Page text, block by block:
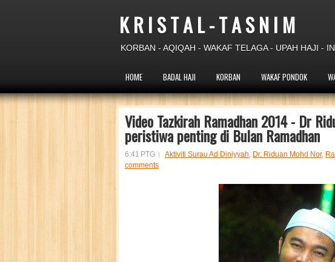
K R I S T A L - T A S N I M
KORBAN - AQIQAH - WAKAF TELAGA - UPAH HAJI -
HOME BADAL HAJI KORBAN WAKAF PONDOK
Video Tazkirah Ramadhan 2014 - Dr
peristiwa penting di Bulan Ramadhan
6:41 PTG Aktiviti Surau Ad Diniyyah, Dr. Riduan Mohd Nor,
comments